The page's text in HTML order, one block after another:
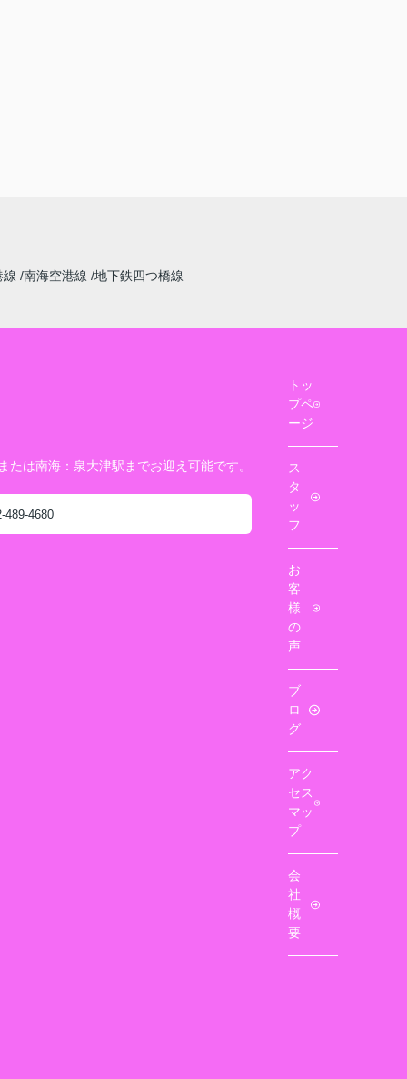
線 南海空港線 地下鉄四つ橋線
は南海：泉大津駅までお迎え可能です。
489-4680
トッ
プペ
ージ
ス
タ
ッ
フ
お
客
様
の
声
ブ
ロ
グ
アク
セス
マッ
プ
会
社
概
要